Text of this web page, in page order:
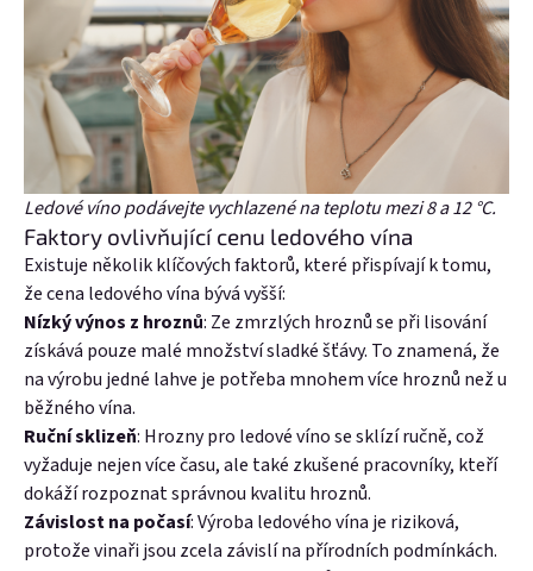
Ledové víno podávejte vychlazené na teplotu mezi 8 a 12 °C.
Faktory ovlivňující cenu ledového vína
Existuje několik klíčových faktorů, které přispívají k tomu,
že cena ledového vína bývá vyšší:
Nízký výnos z hroznů: Ze zmrzlých hroznů se při lisování
získává pouze malé množství sladké šťávy. To znamená, že
na výrobu jedné lahve je potřeba mnohem více hroznů než u
běžného vína.
Ruční sklizeň: Hrozny pro ledové víno se sklízí ručně, což
vyžaduje nejen více času, ale také zkušené pracovníky, kteří
dokáží rozpoznat správnou kvalitu hroznů.
Závislost na počasí: Výroba ledového vína je riziková,
protože vinaři jsou zcela závislí na přírodních podmínkách.